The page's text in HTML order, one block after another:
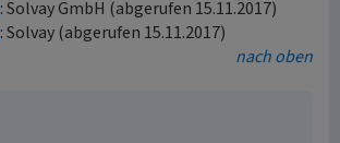
: Solvay GmbH (abgerufen 15.11.2017)
: Solvay (abgerufen 15.11.2017)
nach oben